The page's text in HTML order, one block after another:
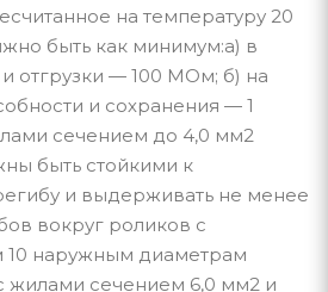
на температуру 20
быть как минимум:а) в
отгрузки — 100 МОм; б) на
и сохранения — 1
сечением до 4,0 мм2
быть стойкими к
и выдерживать не менее
вокруг роликов с
наружным диаметрам
жилами сечением 6,0 мм2 и